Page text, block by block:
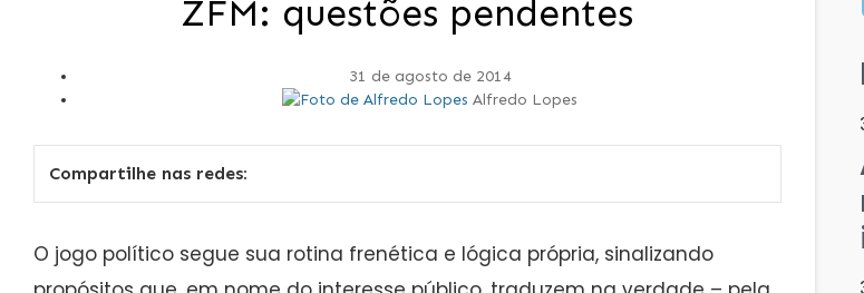
ZFM: questões pendentes
31 de agosto de 2014
Alfredo Lopes
Compartilhe nas redes:
O jogo político segue sua rotina frenética e lógica própria, sinalizando